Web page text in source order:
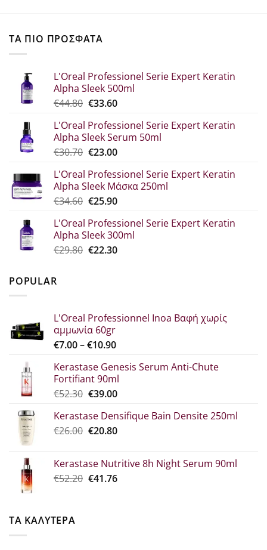
ΤΑ ΠΙΟ ΠΡΟΣΦΑΤΑ
L'Oreal Professionel Serie Expert Keratin
Alpha Sleek 500ml
€44.80 Original
was:
€44.80.
€33.60Η
τιμή
είναι:
€33.60.
L'Oreal Professionel Serie Expert Keratin
Alpha Sleek Serum 50ml
€30.70 Original
was:
€30.70.
€23.00Η
τιμή
είναι:
€23.00.
L'Oreal Professionel Serie Expert Keratin
Alpha Sleek Μάσκα 250ml
€34.60 Original
was:
€34.60.
€25.90Η
τιμή
είναι:
€25.90.
L'Oreal Professionel Serie Expert Keratin
Alpha Sleek 300ml
€29.80 Original
€22.30Η
POPULAR
L'Oreal Professionnel Inoa Βαφή χωρίς
αμμωνία 60gr
€7.00–€10.90Price
€7.00
through
€10.90
Kerastase Genesis Serum Anti-Chute
Fortifiant 90ml
€52.30 Original
was:
€52.30.
€39.00Η
τιμή
είναι:
Kerastase Densifique Bain Densite 250ml
€26.00 Original
€26.00.
€20.80Η
είναι:
€20.80.
Kerastase Nutritive 8h Night Serum 90ml
€52.20 Original
€41.76Η
ΤΑ ΚΑΛΥΤΕΡΑ